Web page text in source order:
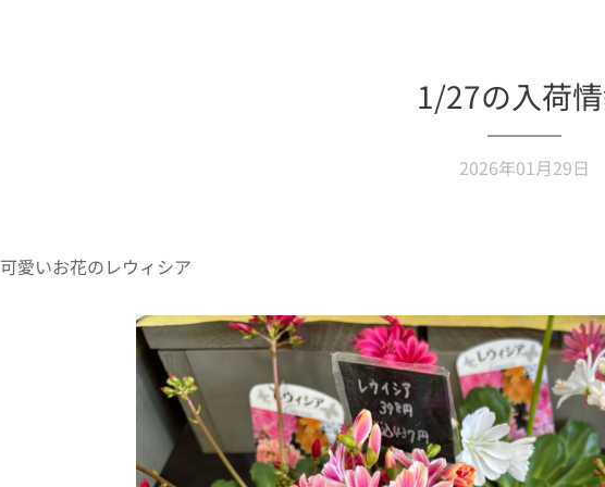
1/27の入荷
2026年01月29日
可愛いお花のレウィシア